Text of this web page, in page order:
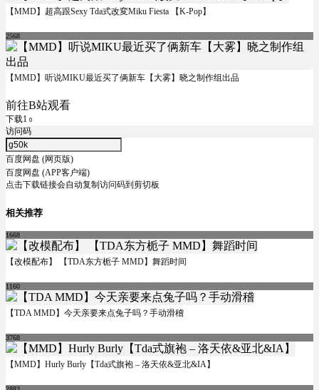
【MMD】超高跟Sexy Tda式改変Miku Fiesta 【K-Pop】
2568
【MMD】听说MIKU最近买了俩新车【大雾】晓之制作组出品
前往B站观看
下载1 0
访问码
百度网盘 (网页版)
百度网盘 (APP客户端)
点击下载链接会自动复制访问码到剪切板
相关推荐
1668
【改模配布】 【TDA东方栀子 MMD】舞蹈时间
1160
【TDA MMD】今天亲要来点兔子吗？手动滑稽
3768
【MMD】Hurly Burly【Tda式旗袍 – 洛天依&亚北&IA】